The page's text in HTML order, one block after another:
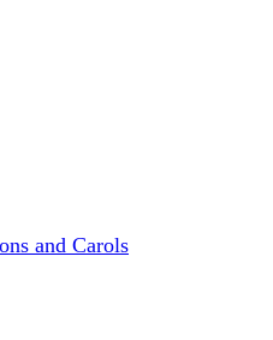
and Carols